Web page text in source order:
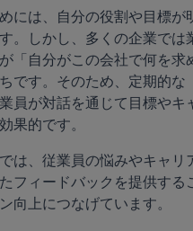
には、自分の役割や目標が
。しかし、多くの企業では
「自分がこの会社で何を求
です。そのため、定期的な
員が対話を通じて目標やキ
果的です。
は、従業員の悩みやキャリ
フィードバックを提供する
向上につなげています。